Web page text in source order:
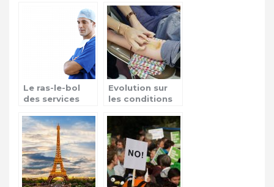
Le ras-le-bol
des services
hospitalières en
France!
Evolution sur
les conditions
homosexuels
hommes